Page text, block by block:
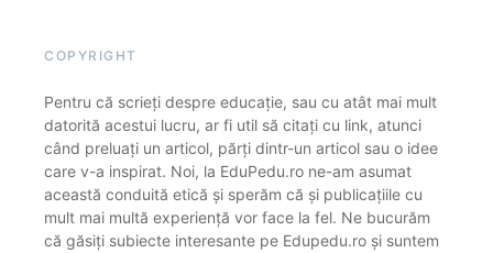
COPYRIGHT
Pentru că scrieți despre educație, sau cu atât mai mult
datorită acestui lucru, ar fi util să citați cu link, atunci
când preluați un articol, părți dintr-un articol sau o idee
care v-a inspirat. Noi, la EduPedu.ro ne-am asumat
această conduită etică și sperăm că și publicațiile cu
mult mai multă experiență vor face la fel. Ne bucurăm
că găsiți subiecte interesante pe Edupedu.ro și suntem